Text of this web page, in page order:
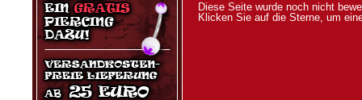
Diese Seite wurde noch nicht
Klicken Sie auf die Sterne, um